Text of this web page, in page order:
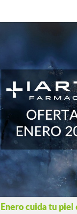
Enero cuida tu piel